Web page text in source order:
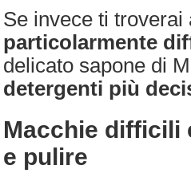
Se invece ti
particolarmente
delicato sapone di
detergenti più
Macchie difficili
e pulire